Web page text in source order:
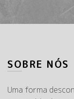
SOBRE NÓS
Uma forma